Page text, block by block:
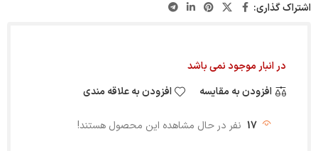
اشتراک گذاری:
در انبار موجود نمی باشد
افزودن به مقایسه
افزودن به علاقه مندی
17 نفر در حال مشاهده این محصول هستند!